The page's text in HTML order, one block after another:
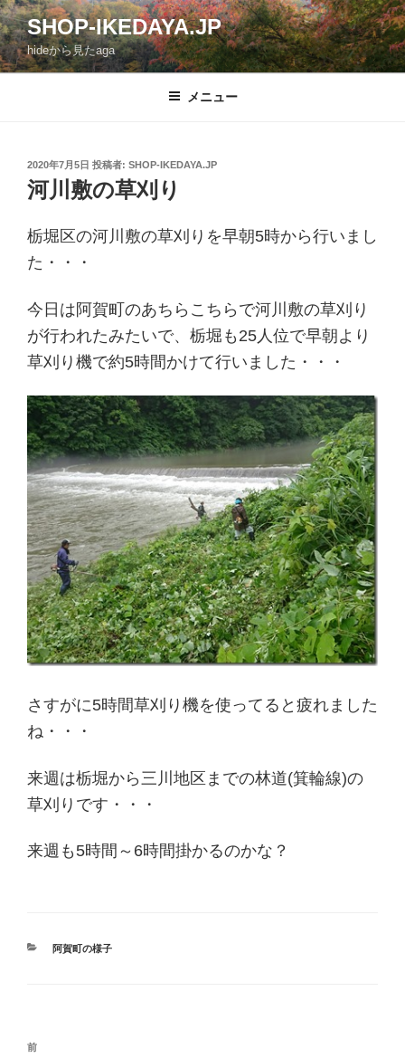
コ
ン
テ
ン
SHOP-IKEDAYA.JP
hideから見たaga
メニュー
投
稿
日:
2020年7月5日 投稿者: SHOP-IKEDAYA.JP
河川敷の草刈り
栃堀区の河川敷の草刈りを早朝5時から行いまし
た・・・
今日は阿賀町のあちらこちらで河川敷の草刈り
が行われたみたいで、栃堀も25人位で早朝より
草刈り機で約5時間かけて行いました・・・
さすがに5時間草刈り機を使ってると疲れました
ね・・・
来週は栃堀から三川地区までの林道(箕輪線)の
草刈りです・・・
来週も5時間～6時間掛かるのかな？
カ
阿賀町の様子
投
過
前